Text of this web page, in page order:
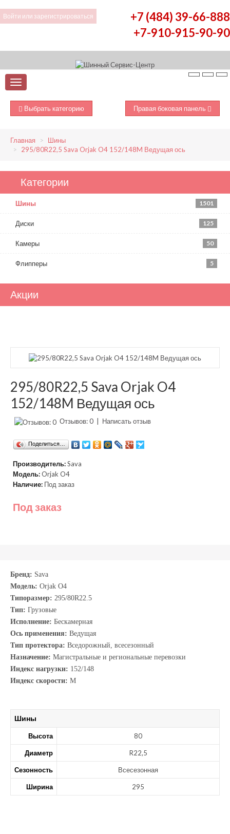
Войти или зарегистрироваться
+7 (484) 39-66-888
+7-910-915-90-90
Выбрать категорию Правая боковая панель
Главная
Шины
295/80R22,5 Sava Orjak O4 152/148M Ведущая ось
Категории
Шины 1501
Диски 125
Камеры 50
Флипперы 5
Акции
295/80R22,5 Sava Orjak O4
152/148M Ведущая ось
Отзывов: 0 Написать отзыв
Поделиться…
Производитель:Sava
Модель:Orjak O4
Наличие: Под заказ
Под заказ
Бренд: Sava
Модель: Orjak O4
Типоразмер: 295/80R22.5
Тип: Грузовые
Исполнение: Бескамерная
Ось применения: Ведущая
Тип протектора: Вседорожный, всесезонный
Назначение: Магистральные и региональные перевозки
Индекс нагрузки: 152/148
Индекс скорости: M
Шины
Высота 80
Диаметр R22,5
Сезонность Всесезонная
Ширина 295